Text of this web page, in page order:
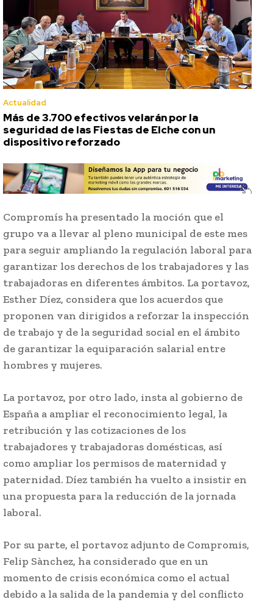
Actualidad
Más de 3.700 efectivos velarán por la
seguridad de las Fiestas de Elche con un
dispositivo reforzado
Compromís ha presentado la moción que el
grupo va a llevar al pleno municipal de este mes
para seguir ampliando la regulación laboral para
garantizar los derechos de los trabajadores y las
trabajadoras en diferentes ámbitos. La portavoz,
Esther Díez, considera que los acuerdos que
proponen van dirigidos a reforzar la inspección
de trabajo y de la seguridad social en el ámbito
de garantizar la equiparación salarial entre
hombres y mujeres.
La portavoz, por otro lado, insta al gobierno de
España a ampliar el reconocimiento legal, la
retribución y las cotizaciones de los
trabajadores y trabajadoras domésticas, así
como ampliar los permisos de maternidad y
paternidad. Díez también ha vuelto a insistir en
una propuesta para la reducción de la jornada
laboral.
Por su parte, el portavoz adjunto de Compromis,
Felip Sànchez, ha considerado que en un
momento de crisis económica como el actual
debido a la salida de la pandemia y del conflicto